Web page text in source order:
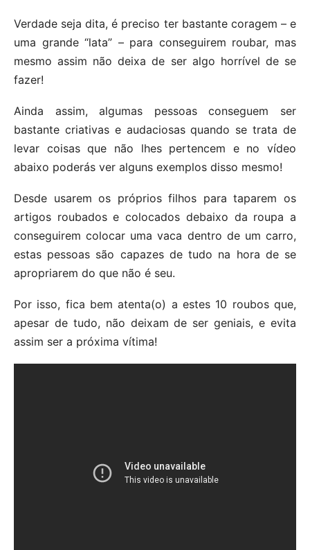
Verdade seja dita, é preciso ter bastante coragem – e
uma grande “lata” – para conseguirem roubar, mas
mesmo assim não deixa de ser algo horrível de se
fazer!
Ainda assim, algumas pessoas conseguem ser
bastante criativas e audaciosas quando se trata de
levar coisas que não lhes pertencem e no vídeo
abaixo poderás ver alguns exemplos disso mesmo!
Desde usarem os próprios filhos para taparem os
artigos roubados e colocados debaixo da roupa a
conseguirem colocar uma vaca dentro de um carro,
estas pessoas são capazes de tudo na hora de se
apropriarem do que não é seu.
Por isso, fica bem atenta(o) a estes 10 roubos que,
apesar de tudo, não deixam de ser geniais, e evita
assim ser a próxima vítima!